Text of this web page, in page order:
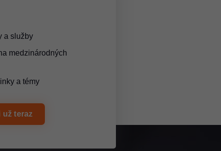
a služby
medzinárodných
a témy
už teraz